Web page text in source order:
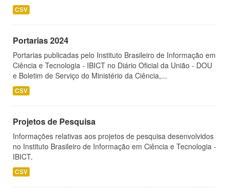
CSV
Portarias 2024
Portarias publicadas pelo Instituto Brasileiro de Informação em
Ciência e Tecnologia - IBICT no Diário Oficial da União - DOU
e Boletim de Serviço do Ministério da Ciência,...
CSV
Projetos de Pesquisa
Informações relativas aos projetos de pesquisa desenvolvidos
no Instituto Brasileiro de Informação em Ciência e Tecnologia -
IBICT.
CSV